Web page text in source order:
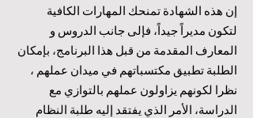
إن هذه الشهادة تمنحك المهارات الكافية
لتكون مديراً جيداً، فإلى جانب الدروس و
المعارف المقدمة من قبل هذا البرنامج، بإمكان
الطلبة تطبيق مكتسباتهم في ميدان عملهم ،
نظرا لكونهم يزاولون عملهم بالتوازي مع
الدراسة، الأمر الذي يفتقد إليه طلبة النظام